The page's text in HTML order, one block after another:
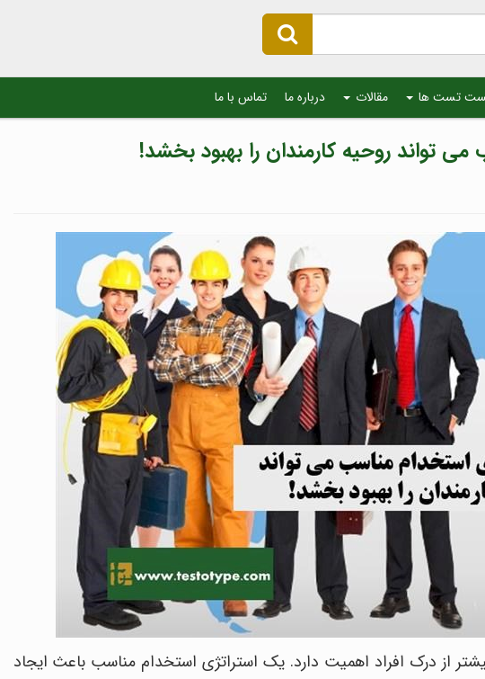
تست ها مقالات درباره ما تماس با ما
تواند روحیه کارمندان را بهبود بخشد!
از درک افراد اهمیت دارد. یک استراتژی استخدام مناسب باعث ایجاد